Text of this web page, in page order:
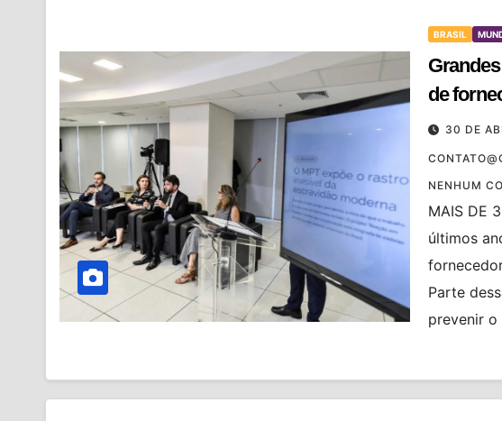
BRASIL
de
30 DE
NENHUM
MAIS DE
últimos
Parte
prevenir